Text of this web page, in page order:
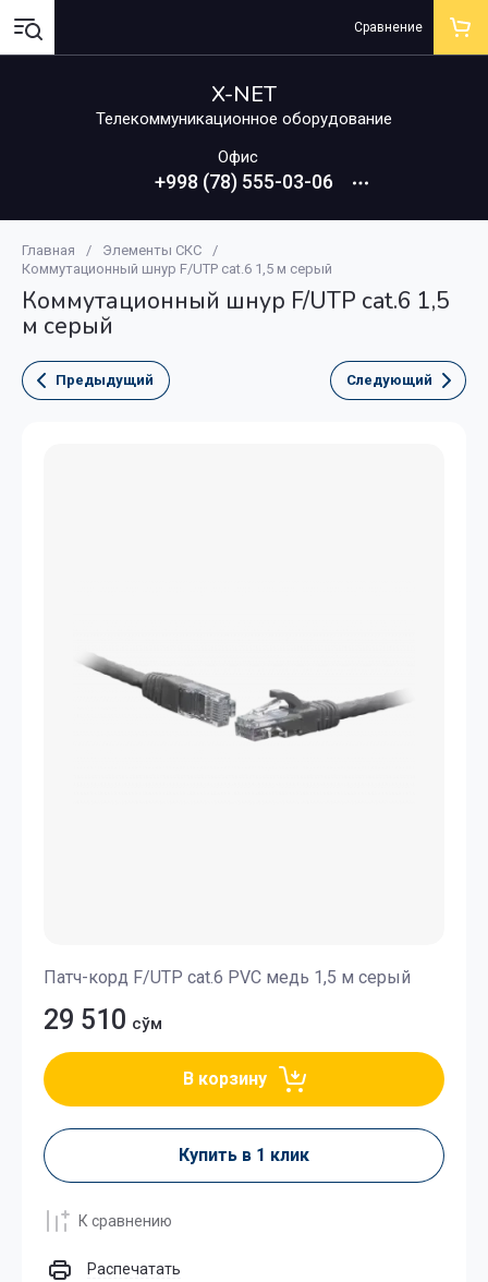
X-NET
Телекоммуникационное оборудование
Офис
+998 (78) 555-03-06
Сравнение
Главная / Элементы СКС
/
Коммутационный шнур F/UTP cat.6 1,5 м серый
Коммутационный шнур F/UTP cat.6 1,5
м серый
Предыдущий Следующий
Патч-корд F/UTP cat.6 PVC медь 1,5 м серый
29 510 сўм
В корзину
Купить в 1 клик
К сравнению
Распечатать